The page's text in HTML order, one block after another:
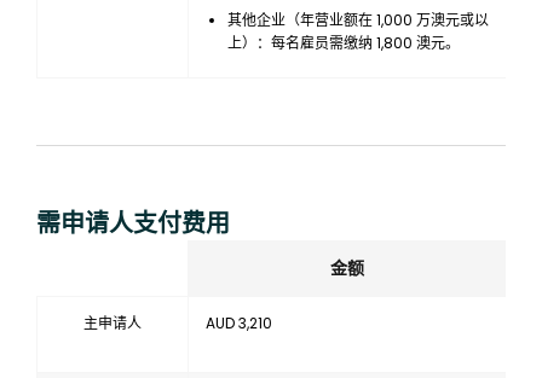
其他企业（年营业额在 1,000 万澳元或以
上）：每名雇员需缴纳 1,800 澳元。
需申请人支付费用
金额
主申请人 AUD 3,210